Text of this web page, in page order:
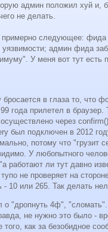
админ положил хуй и,
не делать.
следующее:
админ фида
У меня вот тут есть
в глаза то, что
года прилетел в
через
был подключен в 2012
потому что "грузит
У любопытного
работают ли тут давно
не проверяет на
- 10 или 265. Так делать
о "дропнуть 4ф",
не нужно это было -
того, как за безобидное